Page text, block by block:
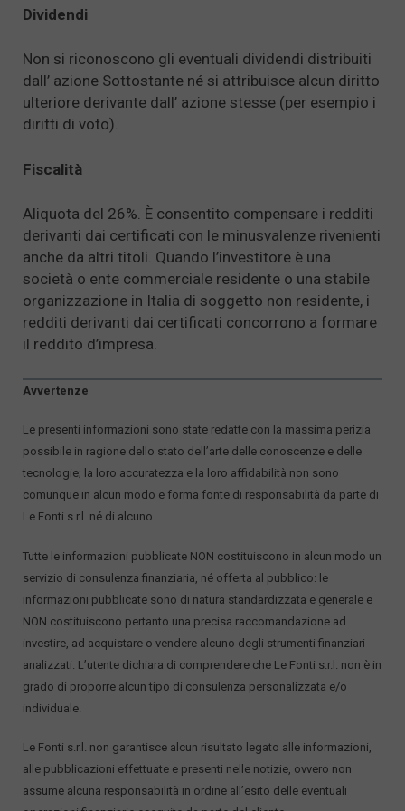
Dividendi
Non si riconoscono gli eventuali dividendi distribuiti
dall’ azione Sottostante né si attribuisce alcun diritto
ulteriore derivante dall’ azione stesse (per esempio i
diritti di voto).
Fiscalità
Aliquota del 26%. È consentito compensare i redditi
derivanti dai certificati con le minusvalenze rivenienti
anche da altri titoli. Quando l’investitore è una
società o ente commerciale residente o una stabile
organizzazione in Italia di soggetto non residente, i
redditi derivanti dai certificati concorrono a formare
il reddito d’impresa.
Avvertenze
Le presenti informazioni sono state redatte con la massima perizia
possibile in ragione dello stato dell’arte delle conoscenze e delle
tecnologie; la loro accuratezza e la loro affidabilità non sono
comunque in alcun modo e forma fonte di responsabilità da parte di
Le Fonti s.r.l. né di alcuno.
Tutte le informazioni pubblicate NON costituiscono in alcun modo un
servizio di consulenza finanziaria, né offerta al pubblico: le
informazioni pubblicate sono di natura standardizzata e generale e
NON costituiscono pertanto una precisa raccomandazione ad
investire, ad acquistare o vendere alcuno degli strumenti finanziari
analizzati. L’utente dichiara di comprendere che Le Fonti s.r.l. non è in
grado di proporre alcun tipo di consulenza personalizzata e/o
individuale.
Le Fonti s.r.l. non garantisce alcun risultato legato alle informazioni,
alle pubblicazioni effettuate e presenti nelle notizie, ovvero non
assume alcuna responsabilità in ordine all’esito delle eventuali